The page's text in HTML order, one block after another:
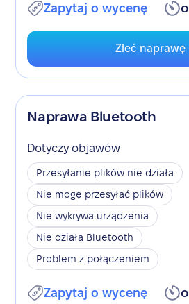
Zapytaj o wycenę
Zleć naprawę
Naprawa Bluetooth
Dotyczy objawów
Przesyłanie plików nie działa
Nie mogę przesyłać plików
Nie wykrywa urządzenia
Nie działa Bluetooth
Problem z połączeniem
Zapytaj o wycenę